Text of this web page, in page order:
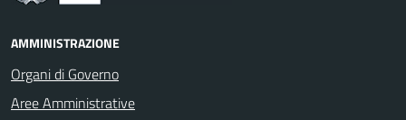
AMMINISTRAZIONE
Organi di Governo
Aree Amministrative